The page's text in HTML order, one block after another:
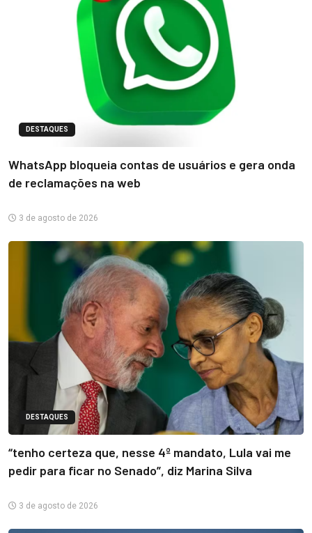
DESTAQUES
WhatsApp bloqueia contas de usuários e gera onda
de reclamações na web
3 de agosto de 2026
DESTAQUES
“tenho certeza que, nesse 4º mandato, Lula vai me
pedir para ficar no Senado”, diz Marina Silva
3 de agosto de 2026